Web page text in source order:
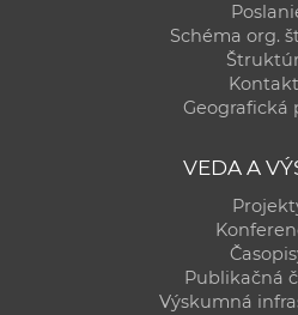
Schéma org.
Geografická
VEDA A
Publikačná
Výskumná